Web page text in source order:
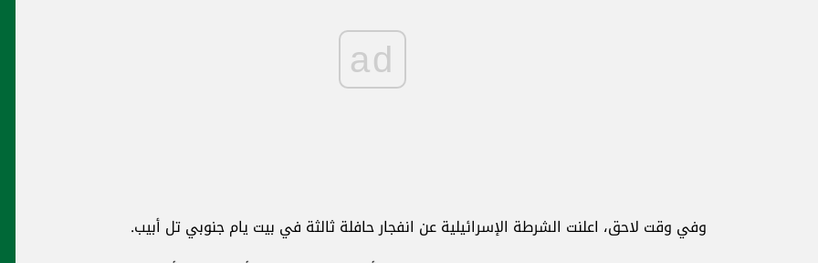
ad
وفي وقت لاحق، اعلنت الشرطة الإسرائيلية عن انفجار حافلة ثالثة في بيت يام جنوبي تل أبيب.